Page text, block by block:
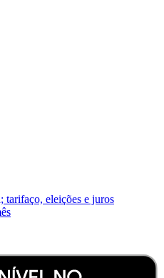
tarifaço, eleições e juros